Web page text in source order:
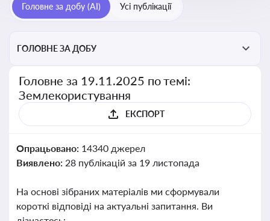
Головне за добу (AI) Усі публікації
ГОЛОВНЕ ЗА ДОБУ
Головне за 19.11.2025 по темі:
Землекористування
ЕКСПОРТ
Опрацьовано: 14340 джерел
Виявлено: 28 публікацій за 19 листопада
На основі зібраних матеріалів ми сформували
короткі відповіді на актуальні запитання. Ви